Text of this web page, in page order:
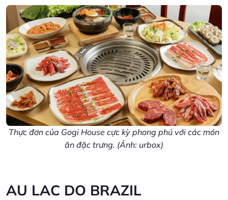
Thực đơn của Gogi House cực kỳ phong phú với các món
ăn đặc trưng. (Ảnh: urbox)
AU LAC DO BRAZIL